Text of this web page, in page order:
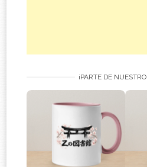
¡PARTE DE NUESTRO